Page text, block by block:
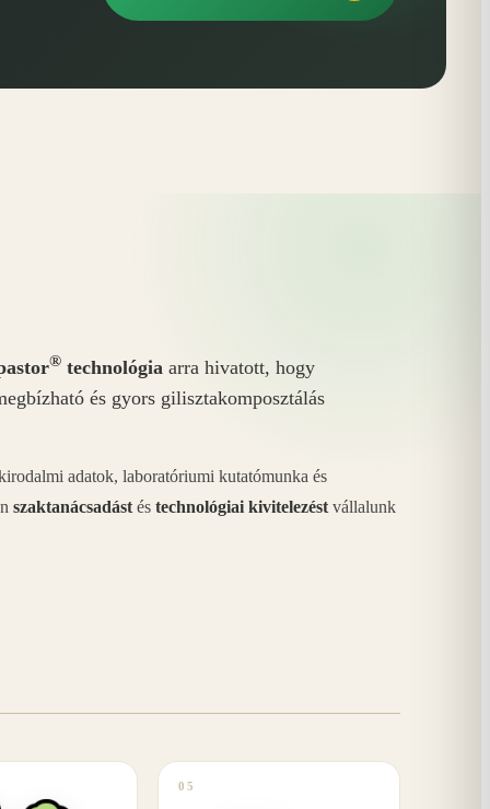
® technológia arra hivatott, hogy
és gyors gilisztakomposztálás
adatok, laboratóriumi kutatómunka és
szaktanácsadást és technológiai kivitelezést vállalunk
05